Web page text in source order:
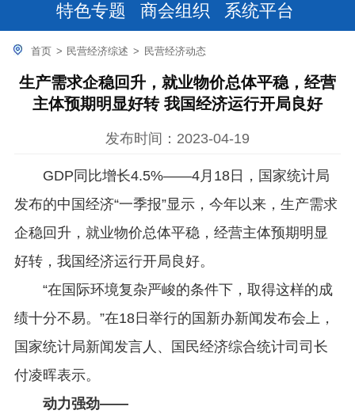
特色专题 商会组织 系统平台
首页 > 民营经济综述 > 民营经济动态
生产需求企稳回升，就业物价总体平稳，经营
主体预期明显好转 我国经济运行开局良好
发布时间：2023-04-19
GDP同比增长4.5%——4月18日，国家统计局
发布的中国经济“一季报”显示，今年以来，生产需求
企稳回升，就业物价总体平稳，经营主体预期明显
好转，我国经济运行开局良好。
“在国际环境复杂严峻的条件下，取得这样的成
绩十分不易。”在18日举行的国新办新闻发布会上，
国家统计局新闻发言人、国民经济综合统计司司长
付凌晖表示。
动力强劲——